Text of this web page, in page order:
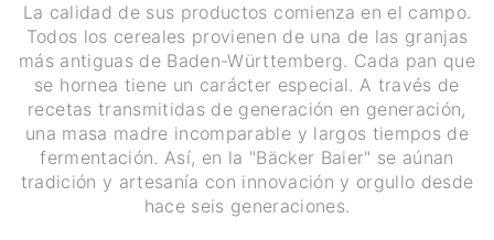
La calidad de sus productos comienza en el campo.
Todos los cereales provienen de una de las granjas
más antiguas de Baden-Württemberg. Cada pan que
se hornea tiene un carácter especial. A través de
recetas transmitidas de generación en generación,
una masa madre incomparable y largos tiempos de
fermentación. Así, en la "Bäcker Baier" se aúnan
tradición y artesanía con innovación y orgullo desde
hace seis generaciones.